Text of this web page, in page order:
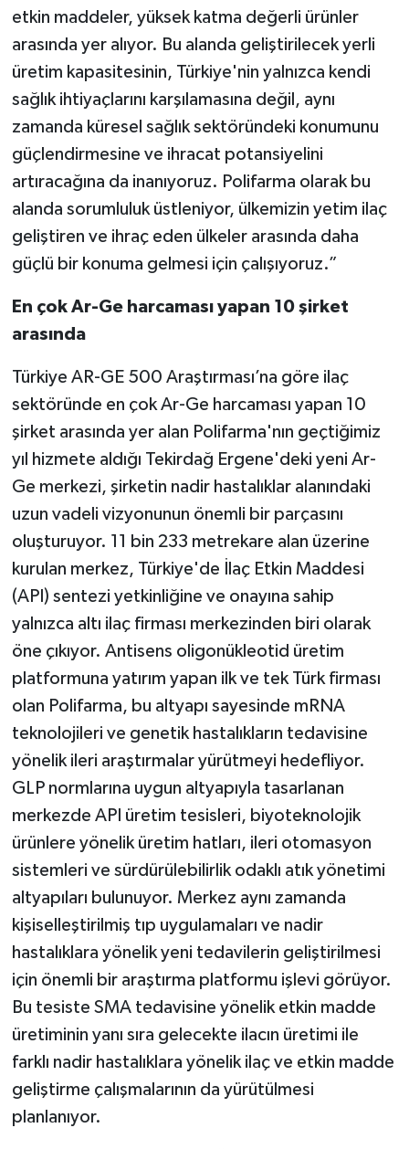
etkin maddeler, yüksek katma değerli ürünler
arasında yer alıyor. Bu alanda geliştirilecek yerli
üretim kapasitesinin, Türkiye'nin yalnızca kendi
sağlık ihtiyaçlarını karşılamasına değil, aynı
zamanda küresel sağlık sektöründeki konumunu
güçlendirmesine ve ihracat potansiyelini
artıracağına da inanıyoruz. Polifarma olarak bu
alanda sorumluluk üstleniyor, ülkemizin yetim ilaç
geliştiren ve ihraç eden ülkeler arasında daha
güçlü bir konuma gelmesi için çalışıyoruz.”
En çok Ar-Ge harcaması yapan 10 şirket
arasında
Türkiye AR-GE 500 Araştırması’na göre ilaç
sektöründe en çok Ar-Ge harcaması yapan 10
şirket arasında yer alan Polifarma'nın geçtiğimiz
yıl hizmete aldığı Tekirdağ Ergene'deki yeni Ar-
Ge merkezi, şirketin nadir hastalıklar alanındaki
uzun vadeli vizyonunun önemli bir parçasını
oluşturuyor. 11 bin 233 metrekare alan üzerine
kurulan merkez, Türkiye'de İlaç Etkin Maddesi
(API) sentezi yetkinliğine ve onayına sahip
yalnızca altı ilaç firması merkezinden biri olarak
öne çıkıyor. Antisens oligonükleotid üretim
platformuna yatırım yapan ilk ve tek Türk firması
olan Polifarma, bu altyapı sayesinde mRNA
teknolojileri ve genetik hastalıkların tedavisine
yönelik ileri araştırmalar yürütmeyi hedefliyor.
GLP normlarına uygun altyapıyla tasarlanan
merkezde API üretim tesisleri, biyoteknolojik
ürünlere yönelik üretim hatları, ileri otomasyon
sistemleri ve sürdürülebilirlik odaklı atık yönetimi
altyapıları bulunuyor. Merkez aynı zamanda
kişiselleştirilmiş tıp uygulamaları ve nadir
hastalıklara yönelik yeni tedavilerin geliştirilmesi
için önemli bir araştırma platformu işlevi görüyor.
Bu tesiste SMA tedavisine yönelik etkin madde
üretiminin yanı sıra gelecekte ilacın üretimi ile
farklı nadir hastalıklara yönelik ilaç ve etkin madde
geliştirme çalışmalarının da yürütülmesi
planlanıyor.